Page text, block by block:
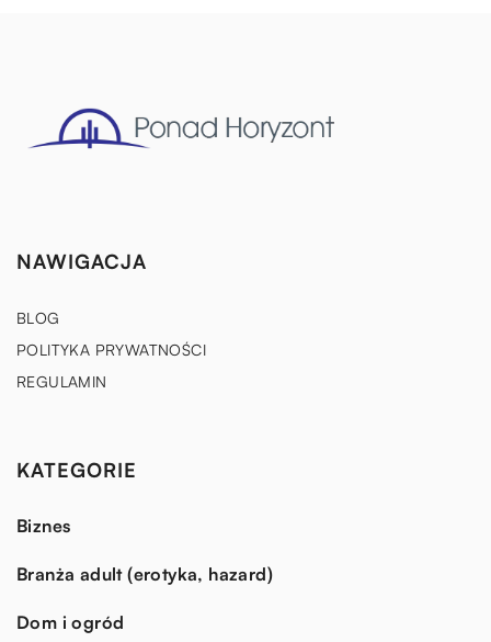
NAWIGACJA
BLOG
POLITYKA PRYWATNOŚCI
REGULAMIN
KATEGORIE
Biznes
Branża adult (erotyka, hazard)
Dom i ogród